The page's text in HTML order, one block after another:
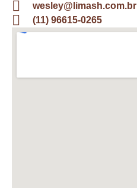
wesley@limash.com.br
(11) 96615-0265